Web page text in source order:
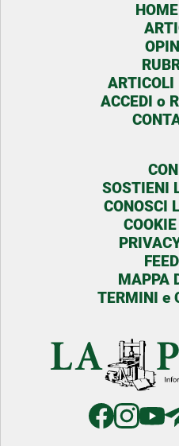
ACCEDI o
SOSTIENI
CONOSCI
MAPPA
TERMINI e